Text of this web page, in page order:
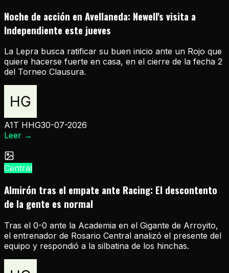
Noche de acción en Avellaneda: Newell's visita a
Independiente este jueves
La Lepra busca ratificar su buen inicio ante un Rojo que
quiere hacerse fuerte en casa, en el cierre de la fecha 2
del Torneo Clausura.
A1T HHG30-07-2026
Leer →
Central
Almirón tras el empate ante Racing: El descontento
de la gente es normal
Tras el 0-0 ante la Academia en el Gigante de Arroyito,
el entrenador de Rosario Central analizó el presente del
equipo y respondió a la silbatina de los hinchas.